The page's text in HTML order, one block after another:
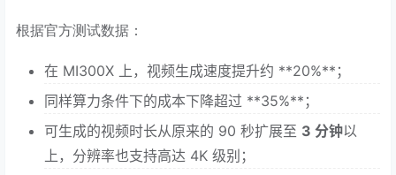
根据官方测试数据：
在 MI300X 上，视频生成速度提升约 **20%**；
同样算力条件下的成本下降超过 **35%**；
可生成的视频时长从原来的 90 秒扩展至 3 分钟以
上，分辨率也支持高达 4K 级别；